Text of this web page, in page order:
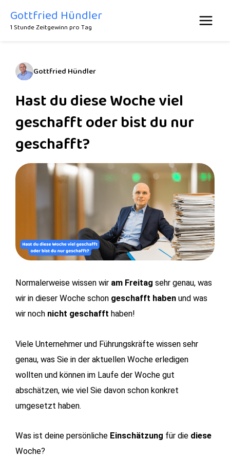
InhaltGottfried Hündler
1 Stunde Zeitgewinn pro Tag
Gottfried Hündler
Hast du diese Woche viel
geschafft oder bist du nur
geschafft?
Normalerweise wissen wir am Freitag sehr genau, was
wir in dieser Woche schon geschafft haben und was
wir noch nicht geschafft haben!
Viele Unternehmer und Führungskräfte wissen sehr
genau, was Sie in der aktuellen Woche erledigen
wollten und können im Laufe der Woche gut
abschätzen, wie viel Sie davon schon konkret
umgesetzt haben.
Was ist deine persönliche Einschätzung für die diese
Woche?